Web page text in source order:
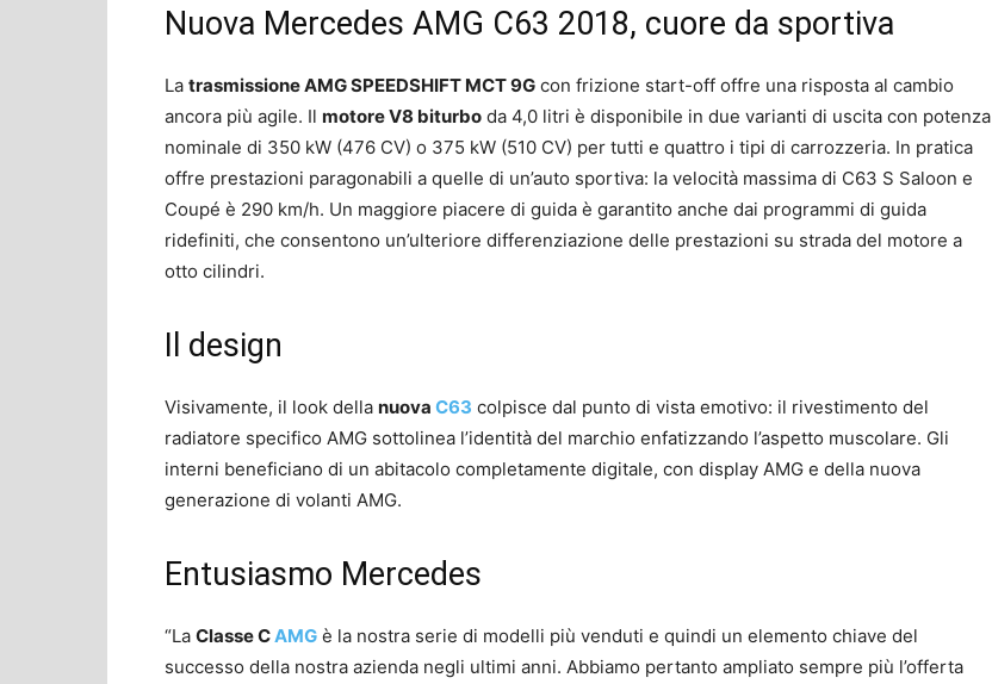
Nuova Mercedes AMG C63 2018, cuore da sportiva
La trasmissione AMG SPEEDSHIFT MCT 9G con frizione start-off offre una risposta al cambio
ancora più agile. Il motore V8 biturbo da 4,0 litri è disponibile in due varianti di uscita con potenza
nominale di 350 kW (476 CV) o 375 kW (510 CV) per tutti e quattro i tipi di carrozzeria. In pratica
offre prestazioni paragonabili a quelle di un’auto sportiva: la velocità massima di C63 S Saloon e
Coupé è 290 km/h. Un maggiore piacere di guida è garantito anche dai programmi di guida
ridefiniti, che consentono un’ulteriore differenziazione delle prestazioni su strada del motore a
otto cilindri.
Il design
Visivamente, il look della nuova C63 colpisce dal punto di vista emotivo: il rivestimento del
radiatore specifico AMG sottolinea l’identità del marchio enfatizzando l’aspetto muscolare. Gli
interni beneficiano di un abitacolo completamente digitale, con display AMG e della nuova
generazione di volanti AMG.
Entusiasmo Mercedes
“La Classe CAMG è la nostra serie di modelli più venduti e quindi un elemento chiave del
successo della nostra azienda negli ultimi anni. Abbiamo pertanto ampliato sempre più l’offerta